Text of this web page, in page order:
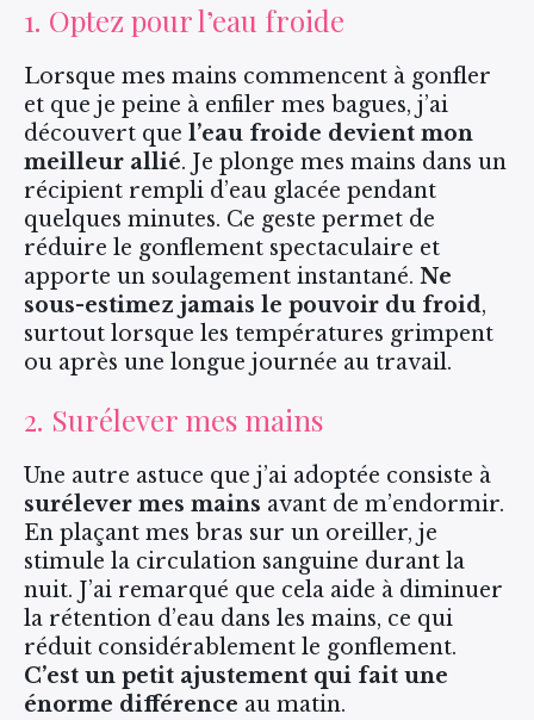
1. Optez pour l’eau froide
Lorsque mes mains commencent à gonfler
et que je peine à enfiler mes bagues, j’ai
découvert que l’eau froide devient mon
meilleur allié. Je plonge mes mains dans un
récipient rempli d’eau glacée pendant
quelques minutes. Ce geste permet de
réduire le gonflement spectaculaire et
apporte un soulagement instantané. Ne
sous-estimez jamais le pouvoir du froid,
surtout lorsque les températures grimpent
ou après une longue journée au travail.
2. Surélever mes mains
Une autre astuce que j’ai adoptée consiste à
surélever mes mains avant de m’endormir.
En plaçant mes bras sur un oreiller, je
stimule la circulation sanguine durant la
nuit. J’ai remarqué que cela aide à diminuer
la rétention d’eau dans les mains, ce qui
réduit considérablement le gonflement.
C’est un petit ajustement qui fait une
énorme différence au matin.